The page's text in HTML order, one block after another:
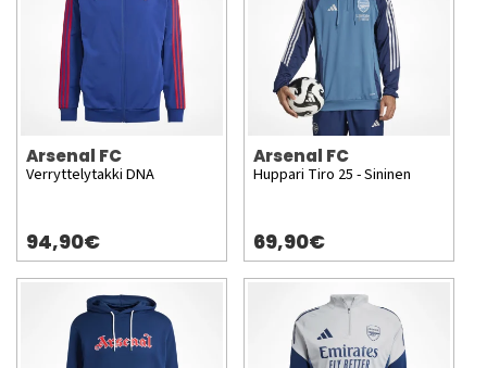
Arsenal FC
Verryttelytakki DNA
94,90€
Arsenal FC
Huppari Tiro 25 - Sininen
69,90€